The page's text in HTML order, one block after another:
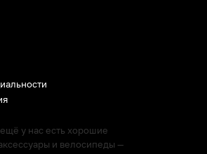
у нас есть хорошие
и велосипеды —